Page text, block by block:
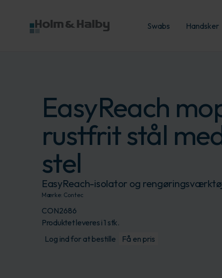
Swabs Handsker
EasyReach
rustfrit stål
stel
EasyReach-isolator og
Mærke: Contec
CON2686
Produktet leveres i 1 stk.
Log ind for at bestille
Få en pris